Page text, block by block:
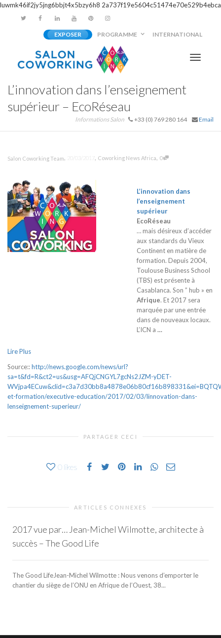
luwmk46if2jy5jng6bbjt4x5bzy6h8 2a737f19e5604c51474e70e529b4ebca
EXPOSER PROGRAMME INTERNATIONAL
L’innovation dans l’enseignement
supérieur – EcoRéseau
Informations Salon +33 (0) 769 280 164 Email
Salon Coworking Team, 20/03/2017, Coworking News Africa, 0
L’innovation dans
l’enseignement
supérieur
EcoRéseau
… mais désireux d’accéder
aux standards du Vieux
Continent en matière de
formation. Depuis 2004,
Toulouse Business School
(TBS) est présente à
Casablanca. Son ” hub » en
Afrique. Et 2017 sera
marquée par une entrée
dans de nouveaux locaux.
L’ICN a …
Lire Plus
Source::http://news.google.com/news/url?
sa=t&fd=R&ct2=us&usg=AFQjCNGYL7gcNs2JZM-yDET-
et-formation/executive-education/2017/02/03/linnovation-dans-
lenseignement-superieur/
PARTAGER CECI
0 likes
ARTICLES CONNEXES
2017 vue par… Jean-Michel Wilmotte, architecte à
succès – The Good Life
The Good LifeJean-Michel Wilmotte : Nous venons d’emporter le
chantier du siège de l’ONU en Afrique de l’Ouest, 38...